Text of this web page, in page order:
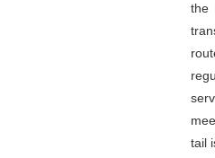
the
tail